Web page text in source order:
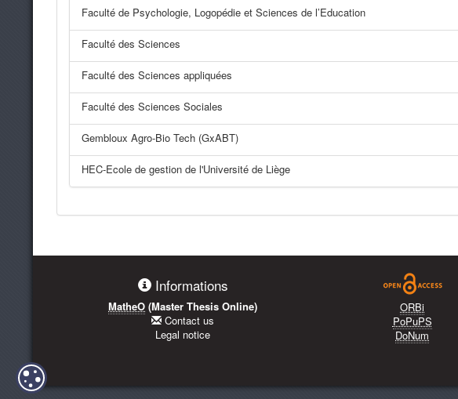
Faculté de Psychologie, Logopédie et Sciences de l’Education
Faculté des Sciences
Faculté des Sciences appliquées
Faculté des Sciences Sociales
Gembloux Agro-Bio Tech (GxABT)
HEC-Ecole de gestion de l'Université de Liège
Informations
MatheO (Master Thesis Online)
Contact us
Legal notice
ORBi
PoPuPS
DoNum